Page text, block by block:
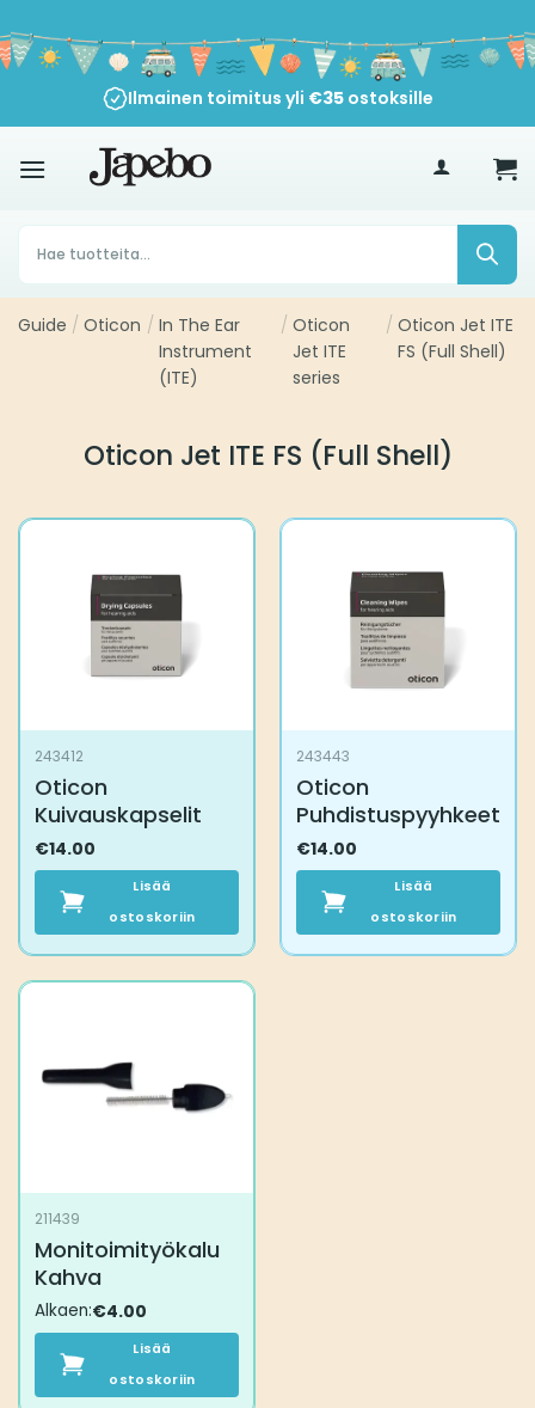
sisältöön
Ilmainen toimitus yli €35ostoksille
Products
search
Guide / Oticon / In The Ear
Instrument
(ITE)
/ Oticon
Jet ITE
series
/ Oticon Jet ITE
FS (Full Shell)
Oticon Jet ITE FS (Full Shell)
243412
Oticon
Kuivauskapselit
€14.00
Lisää
ostoskoriin
243443
Oticon
Puhdistuspyyhkeet
€14.00
Lisää
ostoskoriin
211439
Monitoimityökalu
Kahva
Alkaen:€4.00
Lisää
ostoskoriin